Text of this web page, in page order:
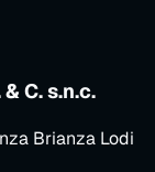
C. s.n.c.
Brianza Lodi